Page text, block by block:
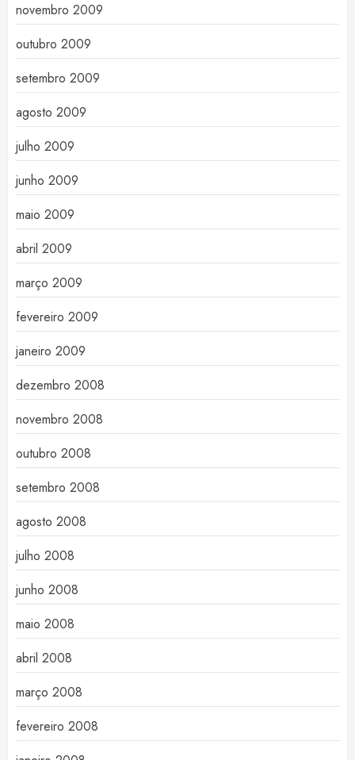
novembro 2009
outubro 2009
setembro 2009
agosto 2009
julho 2009
junho 2009
maio 2009
abril 2009
março 2009
fevereiro 2009
janeiro 2009
dezembro 2008
novembro 2008
outubro 2008
setembro 2008
agosto 2008
julho 2008
junho 2008
maio 2008
abril 2008
março 2008
fevereiro 2008